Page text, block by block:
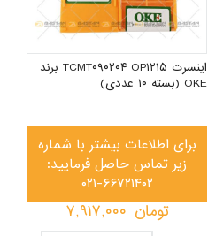
اینسرت TCMT۰۹۰۲۰۴ OP۱۲۱۵ برند
OKE (بسته ۱۰ عددی)
برای اطلاعات بیشتر با شماره
زیر تماس حاصل فرمایید:
۰۲۱-۶۶۷۲۱۴۰۲
۷,۹۱۷,۰۰۰ تومان